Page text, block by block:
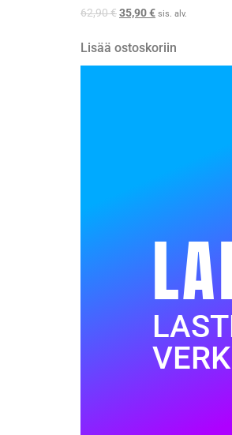
62,90€35,90€ sis. alv.
Lisää ostoskoriin